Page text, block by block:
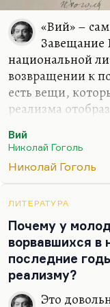
«Вий» –
Завещание
национальной
возвращении к
есть вещи,
реализма
условно говоря,
традиционного
по-настоящему
Отечественной.
гениальная
Гроссмана,
много. Но все
откуда это
Вий
Николай Гоголь
Николай Гоголь
ЛИТЕРАТУРА
Почему у
ворвавшихся в
последние
реализму?
Это